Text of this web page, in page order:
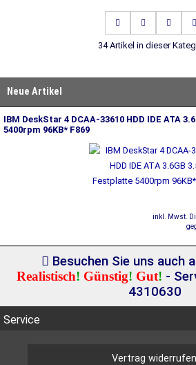
34 Artikel in dieser
Neue Artikel
IBM DeskStar 4 DCAA-33610 HDD IDE ATA
5400rpm 96KB* F869
inkl. Mwst.
Besuchen Sie uns auch
Realistisch! Günstig! Gut! -
4310630
Service
Vertrag widerrufen